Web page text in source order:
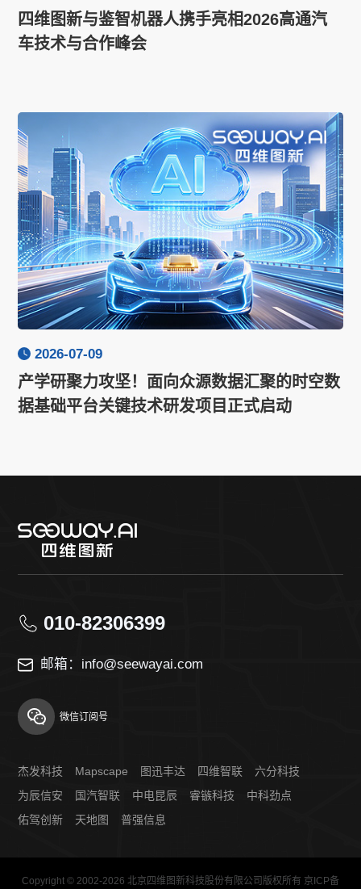
四维图新与鉴智机器人携手亮相2026高通汽
车技术与合作峰会
2026-07-09
产学研聚力攻坚！面向众源数据汇聚的时空数
据基础平台关键技术研发项目正式启动
010-82306399
邮箱：info@seewayai.com
微信订阅号
杰发科技 Mapscape 图迅丰达 四维智联
六分科技
为辰信安
国汽智联 中电昆辰 睿镞科技
中科劲点
佑驾创新
天地图 普强信息
Copyright © 2002-2026 北京四维图新科技股份有限公司版权所有 京ICP备